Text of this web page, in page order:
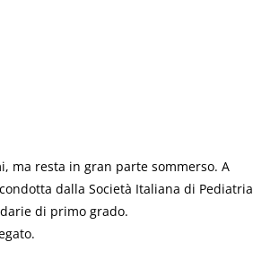
ma resta in gran parte sommerso. A
dalla Società Italiana di Pediatria
di primo grado.